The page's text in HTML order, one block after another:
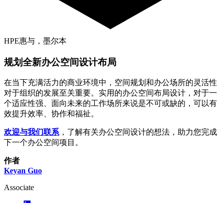
HPE惠与，墨尔本
规划全新办公空间设计布局
在当下充满活力的商业环境中，空间规划和办公场所的灵活性
对于组织的发展至关重要。实用的办公空间布局设计，对于一
个适应性强、面向未来的工作场所来说是不可或缺的，可以有
效提升效率、协作和福祉。
欢迎与我们联系，了解有关办公空间设计的想法，助力您完成
下一个办公空间项目。
作者
Keyan Guo
Associate